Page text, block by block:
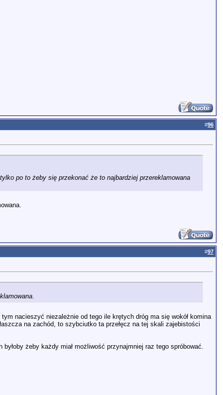
#96
po to żeby się przekonać że to najbardziej przereklamowana
#97
nacieszyć niezależnie od tego ile krętych dróg ma się wokół komina
na zachód, to szybciutko ta przełęcz na tej skali zajebistości
żeby każdy miał możliwość przynajmniej raz tego spróbować.